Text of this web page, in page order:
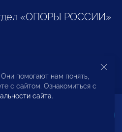
«ОПОРЫ РОССИИ»
предпринимателей и
помогают нам понять,
с сайтом. Ознакомиться с
сайта.